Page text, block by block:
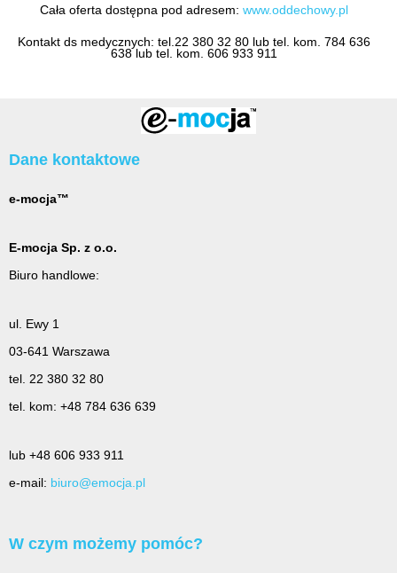
Cała oferta dostępna pod adresem: www.oddechowy.pl
Kontakt ds medycznych: tel.22 380 32 80 lub tel. kom. 784 636
638 lub tel. kom. 606 933 911
Dane kontaktowe
e-mocja™
E-mocja Sp. z o.o.
Biuro handlowe:
ul. Ewy 1
03-641 Warszawa
tel. 22 380 32 80
tel. kom: +48 784 636 639
lub +48 606 933 911
e-mail: biuro@emocja.pl
W czym możemy pomóc?